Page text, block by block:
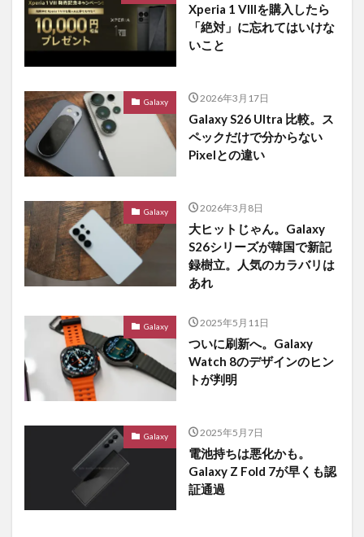
Xperia 1 VIIIを購入したら
「絶対」に忘れてはいけな
いこと
Galaxy 2026年3月17日
Galaxy S26 Ultra 比較。ス
ペックだけで分からない
Pixelとの違い
Galaxy 2026年3月8日
大ヒットじゃん。Galaxy
S26シリーズが韓国で新記
録樹立。人気のカラバリは
あれ
Galaxy 2025年5月11日
ついに刷新へ。Galaxy
Watch 8のデザインのヒン
トが判明
Galaxy 2025年5月7日
電池持ちは悪化かも。
Galaxy Z Fold 7が早くも認
証通過